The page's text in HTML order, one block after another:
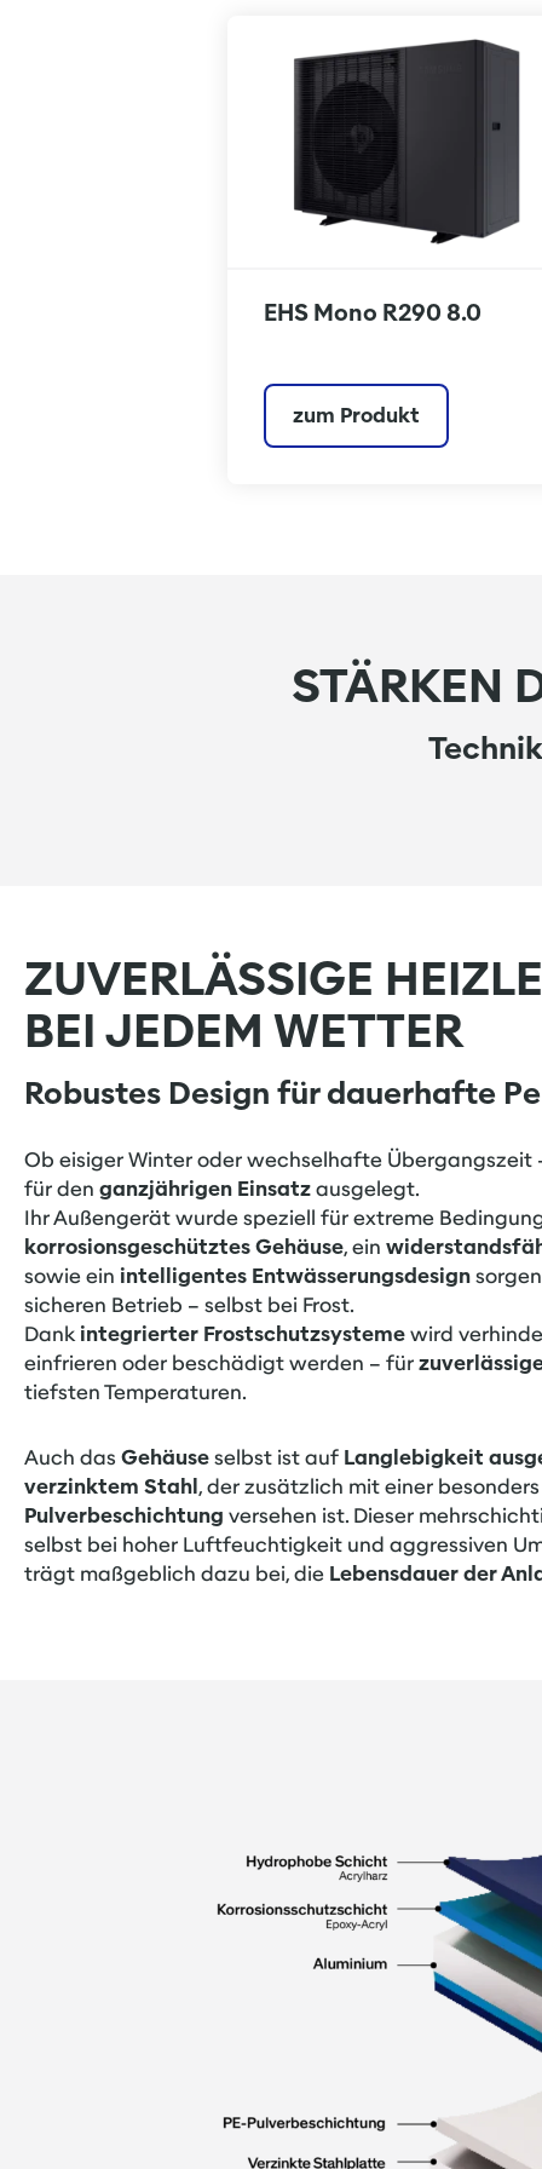
EHS Mono R290 8.0
zum Produkt
STÄRKEN
ZUVERLÄSSIGE
BEI JEDEM WETTER
Robustes Design für dauerhafte
Ob eisiger Winter oder wechselhafte Übergangszeit
für den ganzjährigen Einsatzausgelegt.
Ihr Außengerät wurde speziell für extreme
korrosionsgeschütztes Gehäuse, ein
sowie ein intelligentes Entwässerungsdesign
sicheren Betrieb – selbst bei Frost.
Dankintegrierter Frostschutzsystemewird
einfrieren oder beschädigt werden – für
tiefsten Temperaturen.
Auch das Gehäuseselbst ist auf Langlebigkeit
verzinktem Stahl , der zusätzlich mit einer
Pulverbeschichtung versehen ist. Dieser
selbst bei hoher Luftfeuchtigkeit und aggressiven
trägt maßgeblich dazu bei, die Lebensdauer der